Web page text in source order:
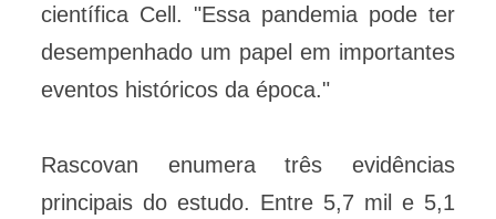
científica Cell. "Essa pandemia pode ter
desempenhado um papel em importantes
eventos históricos da época."
Rascovan enumera três evidências
principais do estudo. Entre 5,7 mil e 5,1